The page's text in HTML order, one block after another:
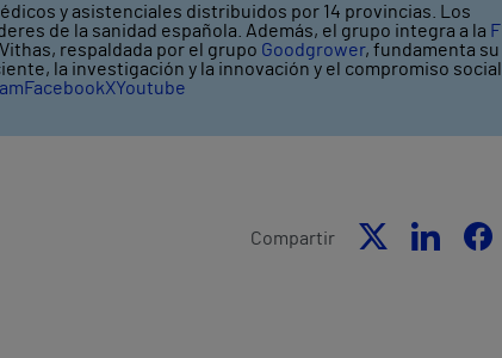
y asistenciales distribuidos por 14 provincias. Los
de la sanidad española. Además, el grupo integra a la F
Vithas, respaldada por el grupo Goodgrower, fundamenta su
la investigación y la innovación y el compromiso social
FacebookXYoutube
Compartir